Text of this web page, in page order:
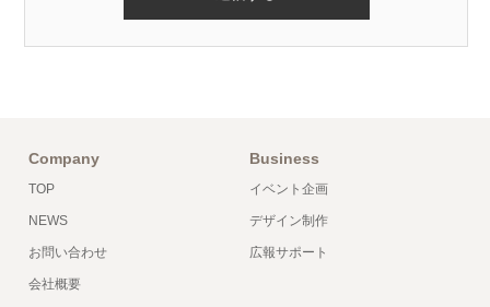
Company
TOP
NEWS
お問い合わせ
会社概要
Business
イベント企画
デザイン制作
広報サポート